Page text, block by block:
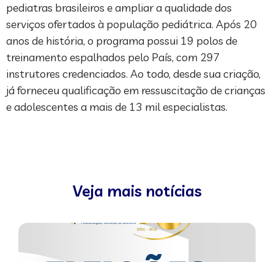
pediatras brasileiros e ampliar a qualidade dos
serviços ofertados à população pediátrica. Após 20
anos de história, o programa possui 19 polos de
treinamento espalhados pelo País, com 297
instrutores credenciados. Ao todo, desde sua criação,
já forneceu qualificação em ressuscitação de crianças
e adolescentes a mais de 13 mil especialistas.
Veja mais notícias